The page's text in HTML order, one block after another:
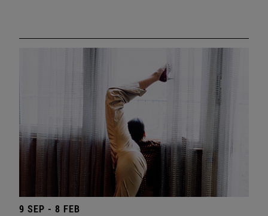
9 SEP - 8 FEB